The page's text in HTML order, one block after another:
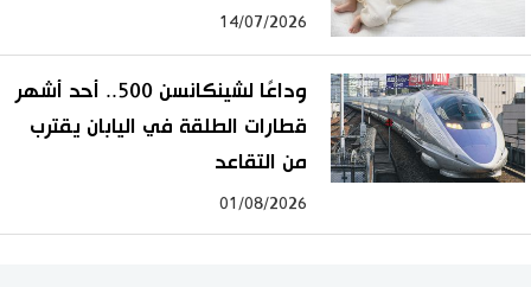
14/07/2026
وداعًا لشينكانسن 500.. أحد أشهر
قطارات الطلقة في اليابان يقترب
من التقاعد
01/08/2026